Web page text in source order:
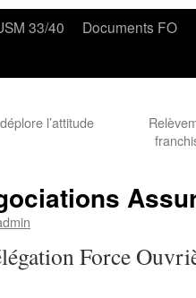
33/40 Documents FO
l’attitude
Force